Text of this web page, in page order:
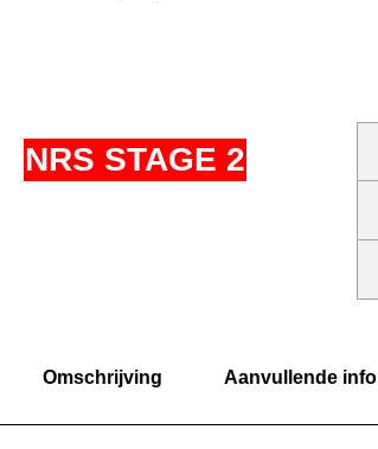
NRS STAGE 2
Omschrijving Aanvullende info